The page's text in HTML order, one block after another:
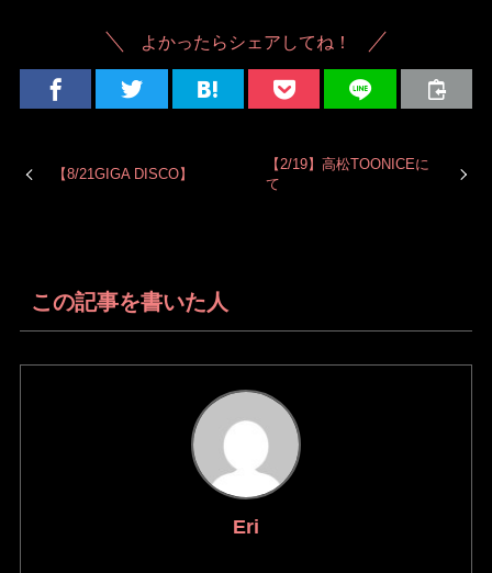
よかったらシェアしてね！
【8/21GIGA DISCO】
【2/19】高松TOONICEに
て
この記事を書いた人
Eri